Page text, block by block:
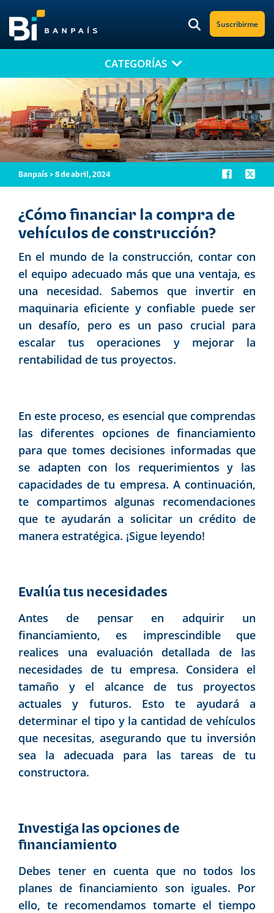
Suscribirme
¡No te pierdas nuestro nuevo contenido!
Suscríbete a nuestro blog y recibe mensualmente en tu correo
electrónico, las noticias más relevantes.
CATEGORÍAS
Banpaís > 8 de abril, 2024
¿Cómo financiar la compra de
vehículos de construcción?
En el mundo de la construcción, contar con
el equipo adecuado más que una ventaja, es
una necesidad. Sabemos que invertir en
maquinaria eficiente y confiable puede ser
un desafío, pero es un paso crucial para
escalar tus operaciones y mejorar la
rentabilidad de tus proyectos.
En este proceso, es esencial que comprendas
las diferentes opciones de financiamiento
para que tomes decisiones informadas que
se adapten con los requerimientos y las
capacidades de tu empresa. A continuación,
te compartimos algunas recomendaciones
que te ayudarán a solicitar un crédito de
manera estratégica. ¡Sigue leyendo!
Evalúa tus necesidades
Antes de pensar en adquirir un
financiamiento, es imprescindible que
realices una evaluación detallada de las
necesidades de tu empresa. Considera el
tamaño y el alcance de tus proyectos
actuales y futuros. Esto te ayudará a
determinar el tipo y la cantidad de vehículos
que necesitas, asegurando que tu inversión
sea la adecuada para las tareas de tu
constructora.
Investiga las opciones de
financiamiento
Debes tener en cuenta que no todos los
planes de financiamiento son iguales. Por
ello, te recomendamos tomarte el tiempo